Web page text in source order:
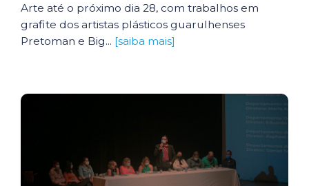
Arte até o próximo dia 28, com trabalhos em
grafite dos artistas plásticos guarulhenses
Pretoman e Big... [saiba mais]